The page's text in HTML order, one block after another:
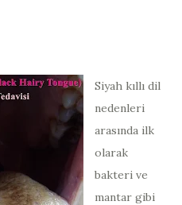
Siyah kıllı dil
nedenleri
arasında ilk
olarak
bakteri ve
mantar gibi